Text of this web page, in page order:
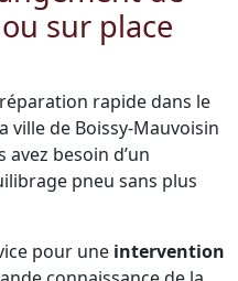
sur place
rapide dans le
ville de Boissy-Mauvoisin
avez besoin d’un
pneu sans plus
pour une intervention